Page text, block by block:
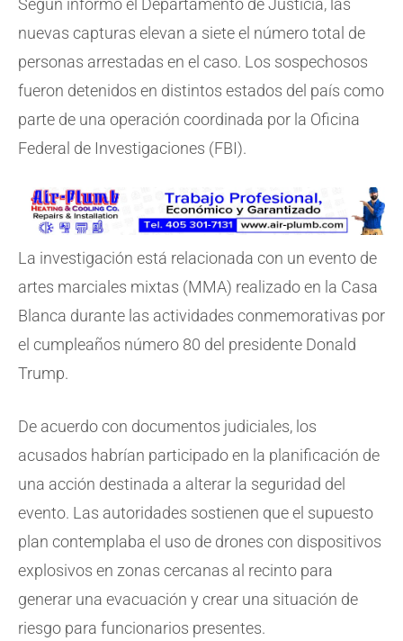
Según informó el Departamento de Justicia, las
nuevas capturas elevan a siete el número total de
personas arrestadas en el caso. Los sospechosos
fueron detenidos en distintos estados del país como
parte de una operación coordinada por la Oficina
Federal de Investigaciones (FBI).
La investigación está relacionada con un evento de
artes marciales mixtas (MMA) realizado en la Casa
Blanca durante las actividades conmemorativas por
el cumpleaños número 80 del presidente Donald
Trump.
De acuerdo con documentos judiciales, los
acusados habrían participado en la planificación de
una acción destinada a alterar la seguridad del
evento. Las autoridades sostienen que el supuesto
plan contemplaba el uso de drones con dispositivos
explosivos en zonas cercanas al recinto para
generar una evacuación y crear una situación de
riesgo para funcionarios presentes.